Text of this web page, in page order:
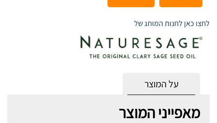
לחצו כאן לחנות המותג של
על המוצר
מאפייני המוצר